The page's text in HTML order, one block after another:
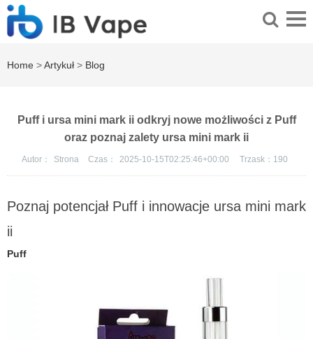
Home >Artykuł > Blog
Puff i ursa mini mark ii odkryj nowe możliwości z Puff
oraz poznaj zalety ursa mini mark ii
Autor： Strona Czas： 2025-10-15T02:25:46+00:00 Trzask： 190
Poznaj potencjał Puff i innowacje ursa mini mark
ii
Puff